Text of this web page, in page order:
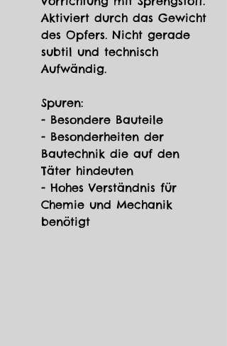
Aktiviert durch das Gewicht
des Opfers. Nicht gerade
subtil und technisch
Aufwändig.
Spuren:
- Besondere Bauteile
- Besonderheiten der
Bautechnik die auf den
Täter hindeuten
- Hohes Verständnis für
Chemie und Mechanik
benötigt